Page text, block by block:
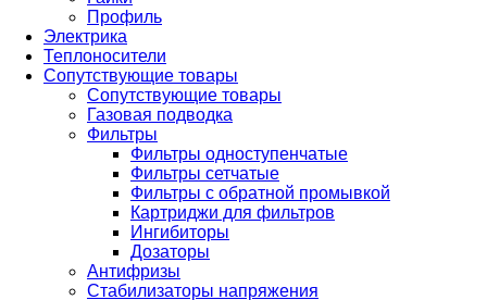
Профиль
Электрика
Теплоносители
Сопутствующие товары
Сопутствующие товары
Газовая подводка
Фильтры
Фильтры одноступенчатые
Фильтры сетчатые
Фильтры с обратной промывкой
Картриджи для фильтров
Ингибиторы
Дозаторы
Антифризы
Стабилизаторы напряжения